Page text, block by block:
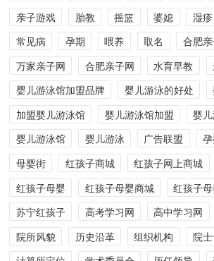
亲子游戏
胎教 摇篮 婆媳 湿疹
常见病
孕期 喂养 取名 合肥
万家亲子网
合肥亲子网 水育早教
婴儿游泳馆加盟品牌
婴儿游泳的好处
加盟婴儿游泳馆
婴儿游泳馆加盟
婴
婴儿游泳馆
婴儿游泳 广告联盟
母婴街
红孩子商城 红孩子网上商城
红孩子母婴
红孩子母婴商城
红孩子
苏宁红孩子
高考学习网 高中学习网
院所风貌
历史沿革 组织机构
院